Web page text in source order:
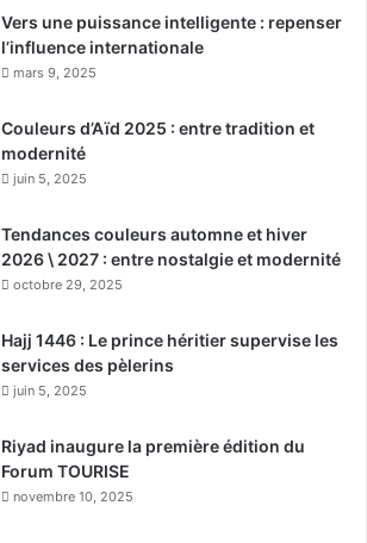
Vers une puissance intelligente : repenser
l’influence internationale
mars 9, 2025
Couleurs d’Aïd 2025 : entre tradition et
modernité
juin 5, 2025
Tendances couleurs automne et hiver
2026 \ 2027 : entre nostalgie et modernité
octobre 29, 2025
Hajj 1446 : Le prince héritier supervise les
services des pèlerins
juin 5, 2025
Riyad inaugure la première édition du
Forum TOURISE
novembre 10, 2025